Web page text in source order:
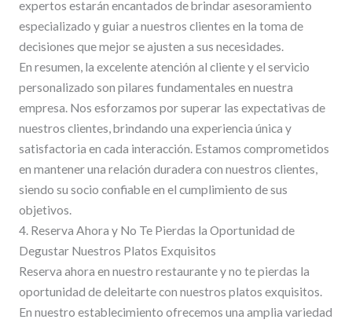
expertos estarán encantados de brindar asesoramiento
especializado y guiar a nuestros clientes en la toma de
decisiones que mejor se ajusten a sus necesidades.
En resumen, la excelente atención al cliente y el servicio
personalizado son pilares fundamentales en nuestra
empresa. Nos esforzamos por superar las expectativas de
nuestros clientes, brindando una experiencia única y
satisfactoria en cada interacción. Estamos comprometidos
en mantener una relación duradera con nuestros clientes,
siendo su socio confiable en el cumplimiento de sus
objetivos.
4. Reserva Ahora y No Te Pierdas la Oportunidad de
Degustar Nuestros Platos Exquisitos
Reserva ahora en nuestro restaurante y no te pierdas la
oportunidad de deleitarte con nuestros platos exquisitos.
En nuestro establecimiento ofrecemos una amplia variedad